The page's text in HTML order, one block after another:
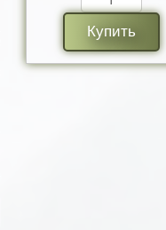
Купить